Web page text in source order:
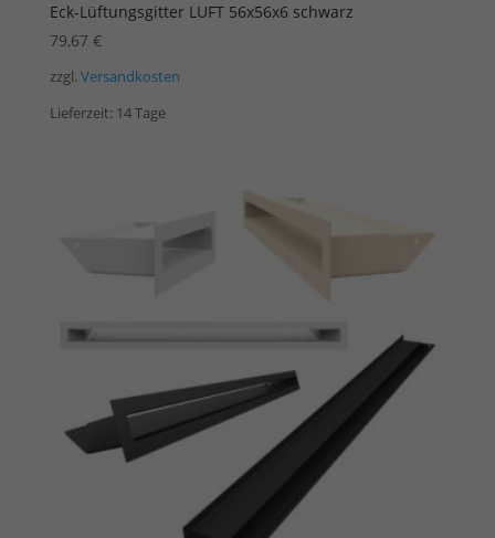
Eck-Lüftungsgitter LUFT 56x56x6 schwarz
79,67 €
zzgl. Versandkosten
Lieferzeit: 14 Tage